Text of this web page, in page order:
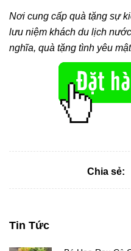
Nơi cung cấp quà tặng sự
lưu niệm khách du lịch
nghĩa, quà tặng tình yêu
Chia sẻ:
Tin Tức